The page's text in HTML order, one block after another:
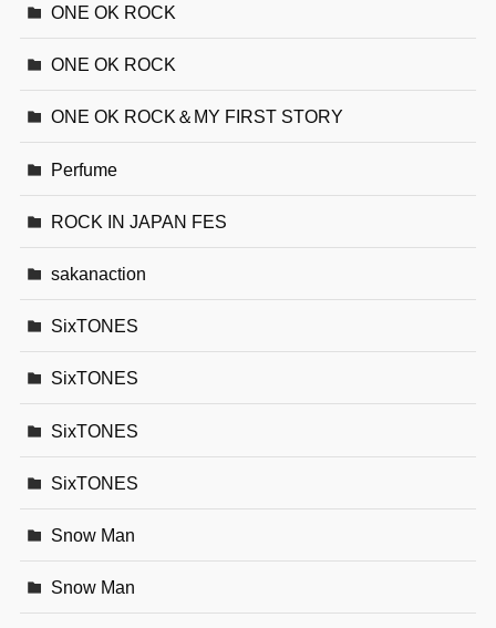
ONE OK ROCK
ONE OK ROCK
ONE OK ROCK＆MY FIRST STORY
Perfume
ROCK IN JAPAN FES
sakanaction
SixTONES
SixTONES
SixTONES
SixTONES
Snow Man
Snow Man